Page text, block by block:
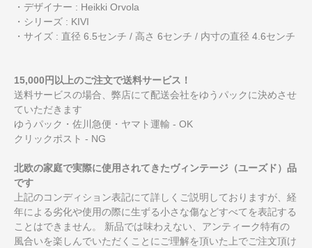
・デザイナー : Heikki Orvola
・シリーズ : KIVI
・サイズ : 直径 6.5センチ / 高さ 6センチ / 内寸の直径 4.6センチ
15,000円以上のご注文で送料サービス！
送料サービスの場合、弊店にて配送会社をゆうパックに決めさせ
ていただきます
ゆうパック・佐川急便・ヤマト運輸 - OK
クリックポスト - NG
北欧の家庭で実際に使用されてきたヴィンテージ（ユーズド）品
です
上記のコンディション表記にて詳しくご説明しておりますが、経
年による劣化や使用の際に生ずる小さな傷などすべてを表記する
ことはできません。 新品では味わえない、アンティーク特有の
風合いを楽しんでいただくことにご理解を頂いた上でご注文頂け